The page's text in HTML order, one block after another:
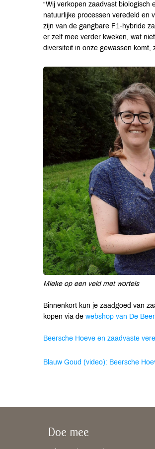
“Wij verkopen zaadvast biologisch
natuurlijke processen veredeld en
zijn van de gangbare F1-hybride
er zelf mee verder kweken, wat
diversiteit in onze gewassen komt,
Mieke op een veld met wortels
Binnenkort kun je zaadgoed van
kopen via de webshop van De
Beersche Hoeve en zaadvaste
Blauw Goud (video): Beersche
Doe mee